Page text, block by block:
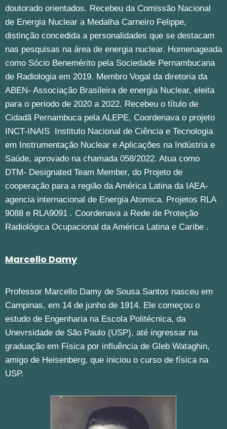
doutorado orientados. Recebeu da Comissão Nacional
de Energia Nuclear a Medalha Carneiro Felippe,
distinção concedida a personalidades que se destacam
nas pesquisas na área de energia nuclear. Homenageada
como Sócio Benemérito pela Sociedade Pernambucana
de Radiologia em 2019. Membro Vogal da diretoria da
ABEN- Associação Brasileira de energia Nuclear, eleita
para o periodo de 2020 a 2022. Recebeu o título de
Cidadã Pernambuca pela ALEPE, Coordenava o projeto
INCT-INAIS Instituto Nacional de Ciência e Tecnologia
em Instrumentação Nuclear e Aplicações na Indústria e
Saúde, aprovado na chamada 058/2022. Atua como
DTM- Designated Team Member, do Projeto de
cooperação para a região da América Latina da IAEA-
agencia internacional de Energia Atomica. Projetos RLA
9088 e RLA9091 . Coordenava a Rede de Proteção
Radiológica Ocupacional da América Latina e Caribe .
Marcello Damy
Professor Marcello Damy de Sousa Santos nasceu em
Campinas, em 14 de junho de 1914. Ele começou o
estudo de Engenharia na Escola Politécnica, da
Unevrsidade de São Paulo (USP), até ingressar na
graduação em Física por influência de Gleb Wataghin,
amigo de Heisenberg, que iniciou o curso de física na
USP.